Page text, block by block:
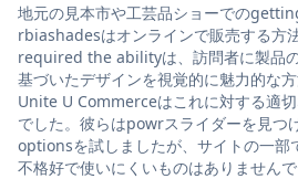
地元の見本市や工芸品ショーでの
rbiashadesはオンラインで販売する方
required the abilityは、訪問者に製品
基づいたデザインを視覚的に魅力的な
Unite U Commerceはこれに対する適
でした。彼らはpowrスライダーを見
optionsを試しましたが、サイトの一部
不格好で使いにくいものはありませんで